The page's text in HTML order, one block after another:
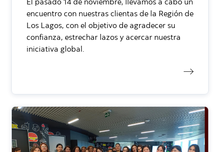
El pasado 14 de noviembre, llevamos a cabo un
encuentro con nuestras clientas de la Región de
Los Lagos, con el objetivo de agradecer su
confianza, estrechar lazos y acercar nuestra
iniciativa global.